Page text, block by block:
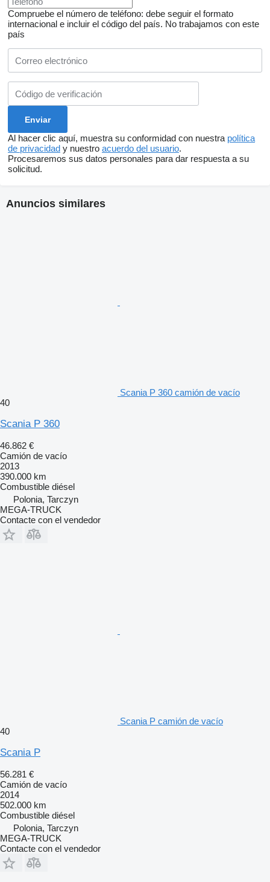
Compruebe el número de teléfono: debe seguir el formato
internacional e incluir el código del país. No trabajamos con este
país
Al hacer clic aquí, muestra su conformidad con nuestra política
de privacidad y nuestro acuerdo del usuario.
Procesaremos sus datos personales para dar respuesta a su
solicitud.
Anuncios similares
Scania P 360 camión de vacío
40
Scania P 360
46.862 €
Camión de vacío
2013
390.000 km
Combustible diésel
Polonia, Tarczyn
MEGA-TRUCK
Contacte con el vendedor
Scania P camión de vacío
40
Scania P
56.281 €
Camión de vacío
2014
502.000 km
Combustible diésel
Polonia, Tarczyn
MEGA-TRUCK
Contacte con el vendedor